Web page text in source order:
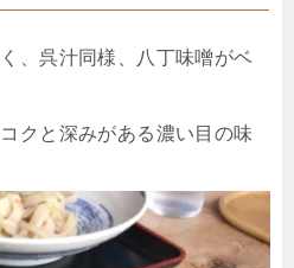
、呉汁同様、八丁味噌がベ
クと深みがある濃い目の味